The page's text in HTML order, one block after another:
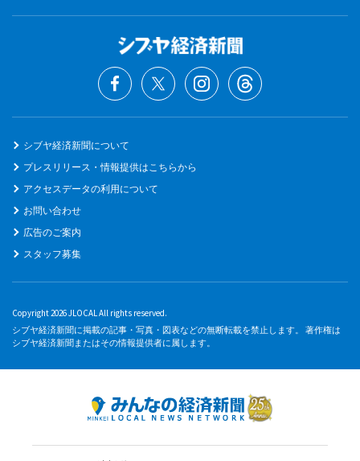
シブヤ経済新聞について
プレスリリース・情報提供はこちらから
アクセスデータの利用について
お問い合わせ
広告のご案内
スタッフ募集
Copyright 2026 JLOCAL All rights reserved.
シブヤ経済新聞に掲載の記事・写真・図表などの無断転載を禁止します。 著作権は
シブヤ経済新聞またはその情報提供者に属します。